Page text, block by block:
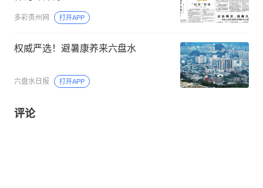
多彩贵州网 打开APP
权威严选！避暑康养来六盘水
六盘水日报 打开APP
评论